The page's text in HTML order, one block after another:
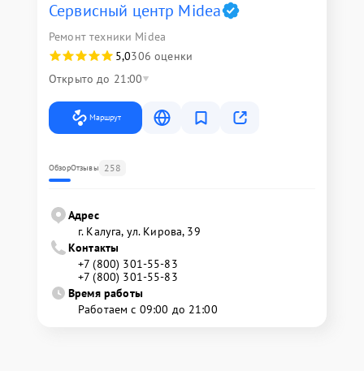
Сервисный центр Midea
Ремонт техники Midea
5,0306 оценки
Открыто до 21:00
Маршрут
ОбзорОтзывы 258
Адрес
г. Калуга, ул. Кирова, 39
Контакты
+7 (800) 301-55-83
+7 (800) 301-55-83
Время работы
Работаем с 09:00 до 21:00